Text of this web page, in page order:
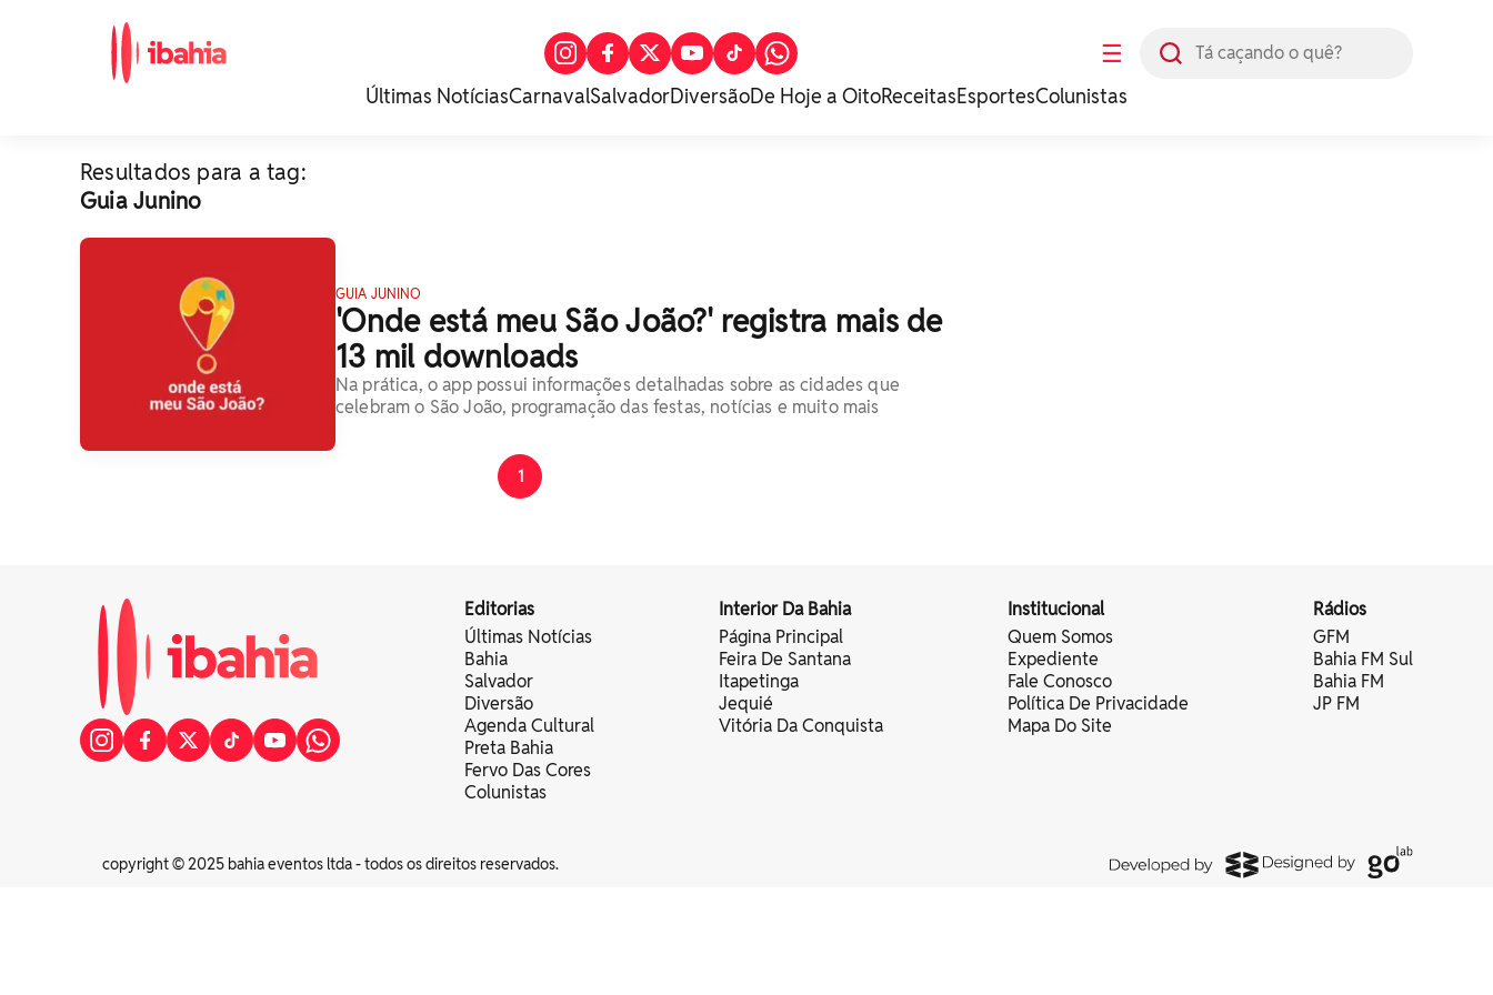
☰
Últimas NotíciasCarnavalSalvadorDiversãoDe Hoje a OitoReceitasEsportesColunistas
Resultados para a tag:
Guia Junino
GUIA JUNINO
'Onde está meu São João?' registra mais de
13 mil downloads
Na prática, o app possui informações detalhadas sobre as cidades que
celebram o São João, programação das festas, notícias e muito mais
1
Editorias
Últimas Notícias
Bahia
Salvador
Diversão
Agenda Cultural
Preta Bahia
Fervo Das Cores
Colunistas
Interior Da Bahia
Página Principal
Feira De Santana
Itapetinga
Jequié
Vitória Da Conquista
Institucional
Quem Somos
Expediente
Fale Conosco
Política De Privacidade
Mapa Do Site
Rádios
GFM
Bahia FM Sul
Bahia FM
JP FM
copyright © 2025 bahia eventos ltda - todos os direitos reservados.